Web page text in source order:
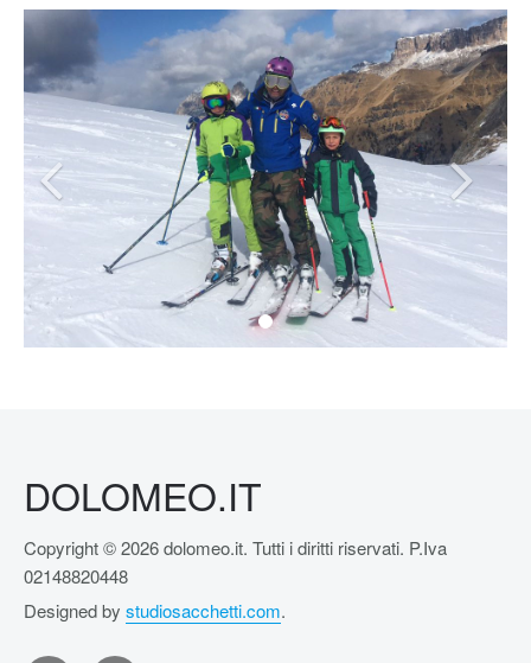
DOLOMEO.IT
Copyright © 2026 dolomeo.it. Tutti i diritti riservati. P.Iva
02148820448
Designed by studiosacchetti.com.